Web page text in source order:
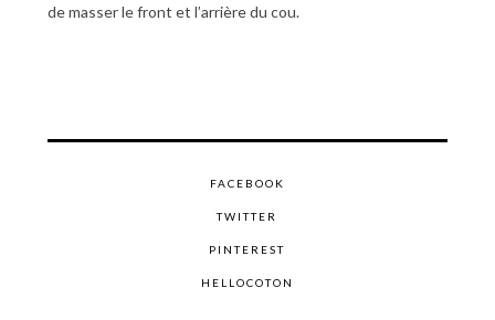
de masser le front et l’arrière du cou.
FACEBOOK
TWITTER
PINTEREST
HELLOCOTON